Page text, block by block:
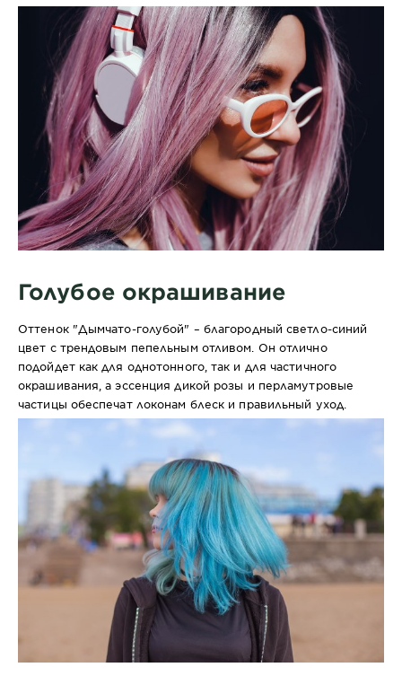
Голубое окрашивание
Оттенок "Дымчато-голубой" – благородный светло-синий
цвет с трендовым пепельным отливом. Он отлично
подойдет как для однотонного, так и для частичного
окрашивания, а эссенция дикой розы и перламутровые
частицы обеспечат локонам блеск и правильный уход.